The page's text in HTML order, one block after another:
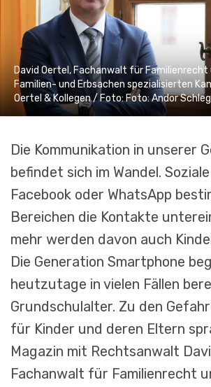
David Oertel, Fachanwalt für
Familien- und Erbsachen spezialisierten
Oertel & Kollegen / Foto: Foto: Andor
Die Kommunikation in unserer
befindet sich im Wandel.
Facebook oder WhatsApp
Bereichen die Kontakte
mehr werden davon auch
Die Generation Smartphone
heutzutage in vielen Fällen
Grundschulalter. Zu den
für Kinder und deren Eltern
Magazin mit Rechtsanwalt
Fachanwalt für Familienrecht